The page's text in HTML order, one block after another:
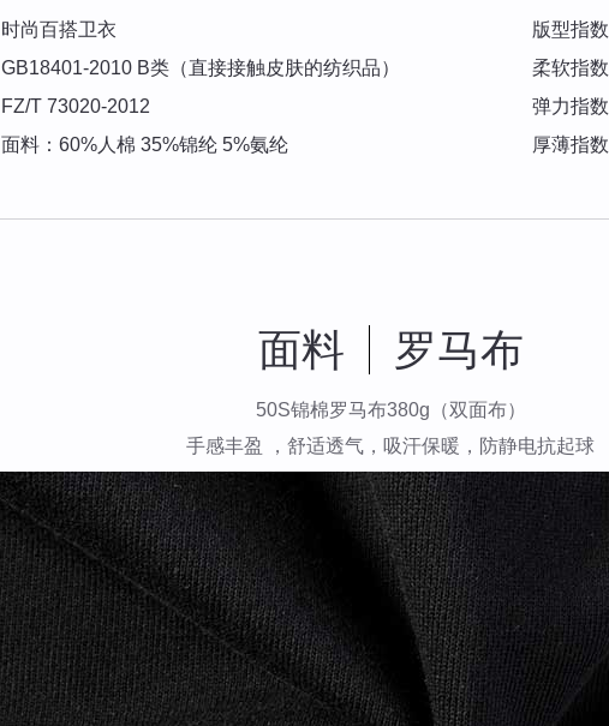
时尚百搭卫衣
GB18401-2010 B类（直接接触皮肤的纺织品）
FZ/T 73020-2012
面料：60%人棉 35%锦纶 5%氨纶
版型指数
柔软指数
弹力指数
厚薄指数
面料 罗马布
50S锦棉罗马布380g（双面布）
手感丰盈 ，舒适透气，吸汗保暖，防静电抗起球